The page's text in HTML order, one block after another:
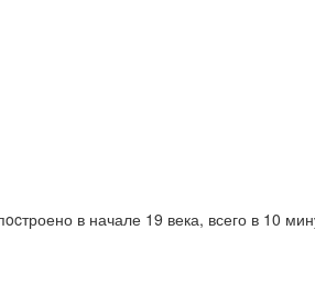
в начале 19 века, всего в 10